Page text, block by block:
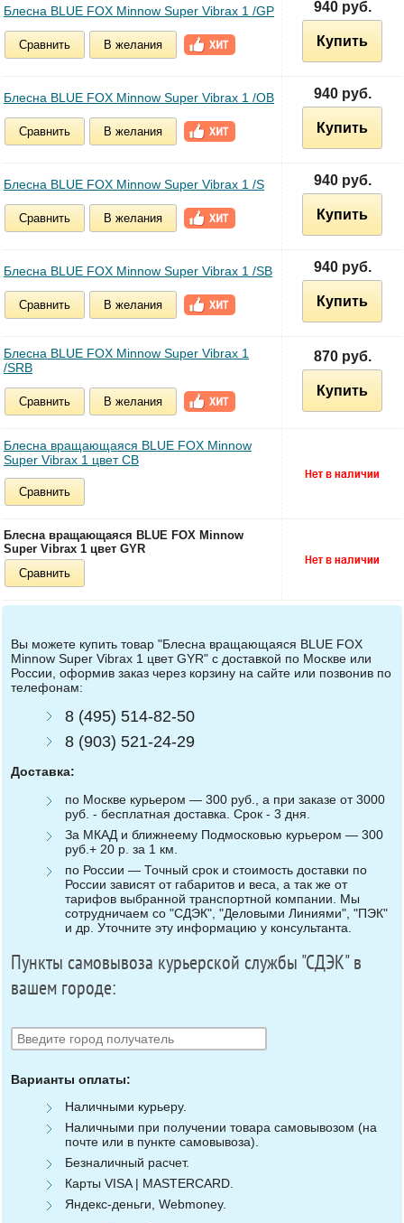
Блесна BLUE FOX Minnow Super Vibrax 1 /GP
Сравнить В желания
940 руб.
Купить
Блесна BLUE FOX Minnow Super Vibrax 1 /OB
Сравнить В желания
940 руб.
Купить
Блесна BLUE FOX Minnow Super Vibrax 1 /S
Сравнить В желания
940 руб.
Купить
Блесна BLUE FOX Minnow Super Vibrax 1 /SB
Сравнить В желания
940 руб.
Купить
Блесна BLUE FOX Minnow Super Vibrax 1
/SRB
Сравнить В желания
870 руб.
Купить
Блесна вращающаяся BLUE FOX Minnow
Super Vibrax 1 цвет CB
Сравнить
Блесна вращающаяся BLUE FOX Minnow
Super Vibrax 1 цвет GYR
Сравнить
Вы можете купить товар "Блесна вращающаяся BLUE FOX
Minnow Super Vibrax 1 цвет GYR" с доставкой по Москве или
России, оформив заказ через корзину на сайте или позвонив по
телефонам:
8 (495) 514-82-50
8 (903) 521-24-29
Доставка:
по Москве курьером — 300 руб., а при заказе от 3000
руб. - бесплатная доставка. Срок - 3 дня.
За МКАД и ближнеему Подмосковью курьером — 300
руб.+ 20 р. за 1 км.
по России — Точный срок и стоимость доставки по
России зависят от габаритов и веса, а так же от
тарифов выбранной транспортной компании. Мы
сотрудничаем со "СДЭК", "Деловыми Линиями", "ПЭК"
и др. Уточните эту информацию у консультанта.
Пункты самовывоза курьерской службы "СДЭК" в
вашем городе:
Варианты оплаты:
Наличными курьеру.
Наличными при получении товара самовывозом (на
почте или в пункте самовывоза).
Безналичный расчет.
Карты VISA | MASTERCARD.
Яндекс-деньги, Webmoney.